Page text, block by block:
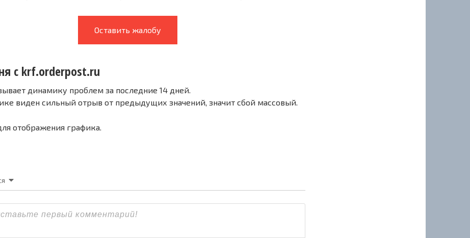
Оставить жалобу
с krf.orderpost.ru
динамику проблем за последние 14 дней.
виден сильный отрыв от предыдущих значений, значит сбой массовый.
отображения графика.